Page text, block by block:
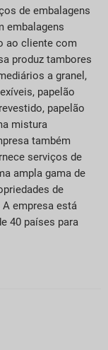
de embalagens
embalagens
ao cliente com
produz tambores
a granel,
papelão
papelão
mistura
também
serviços de
ampla gama de
de
empresa está
40 países para